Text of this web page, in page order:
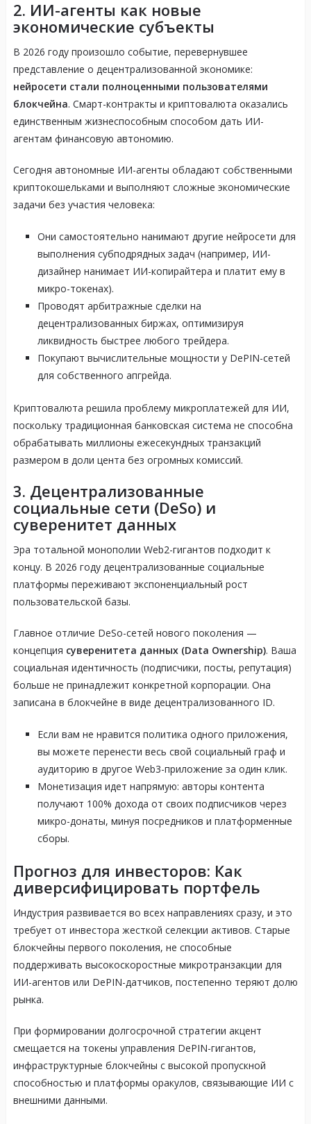
2. ИИ-агенты как новые
экономические субъекты
В 2026 году произошло событие, перевернувшее
представление о децентрализованной экономике:
нейросети стали полноценными пользователями
блокчейна. Смарт-контракты и криптовалюта оказались
единственным жизнеспособным способом дать ИИ-
агентам финансовую автономию.
Сегодня автономные ИИ-агенты обладают собственными
криптокошельками и выполняют сложные экономические
задачи без участия человека:
Они самостоятельно нанимают другие нейросети для
выполнения субподрядных задач (например, ИИ-
дизайнер нанимает ИИ-копирайтера и платит ему в
микро-токенах).
Проводят арбитражные сделки на
децентрализованных биржах, оптимизируя
ликвидность быстрее любого трейдера.
Покупают вычислительные мощности у DePIN-сетей
для собственного апгрейда.
Криптовалюта решила проблему микроплатежей для ИИ,
поскольку традиционная банковская система не способна
обрабатывать миллионы ежесекундных транзакций
размером в доли цента без огромных комиссий.
3. Децентрализованные
социальные сети (DeSo) и
суверенитет данных
Эра тотальной монополии Web2-гигантов подходит к
концу. В 2026 году децентрализованные социальные
платформы переживают экспоненциальный рост
пользовательской базы.
Главное отличие DeSo-сетей нового поколения —
концепция суверенитета данных (Data Ownership). Ваша
социальная идентичность (подписчики, посты, репутация)
больше не принадлежит конкретной корпорации. Она
записана в блокчейне в виде децентрализованного ID.
Если вам не нравится политика одного приложения,
вы можете перенести весь свой социальный граф и
аудиторию в другое Web3-приложение за один клик.
Монетизация идет напрямую: авторы контента
получают 100% дохода от своих подписчиков через
микро-донаты, минуя посредников и платформенные
сборы.
Прогноз для инвесторов: Как
диверсифицировать портфель
Индустрия развивается во всех направлениях сразу, и это
требует от инвестора жесткой селекции активов. Старые
блокчейны первого поколения, не способные
поддерживать высокоскоростные микротранзакции для
ИИ-агентов или DePIN-датчиков, постепенно теряют долю
рынка.
При формировании долгосрочной стратегии акцент
смещается на токены управления DePIN-гигантов,
инфраструктурные блокчейны с высокой пропускной
способностью и платформы оракулов, связывающие ИИ с
внешними данными.